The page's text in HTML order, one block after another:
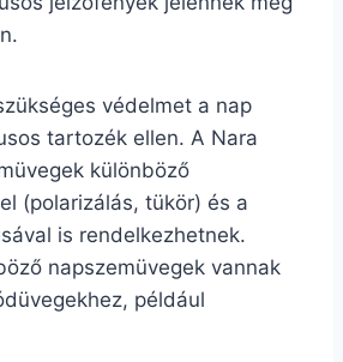
védelmet a nap
tartozék ellen. A Nara
különböző
(polarizálás, tükör) és a
is rendelkezhetnek.
napszemüvegek vannak
például